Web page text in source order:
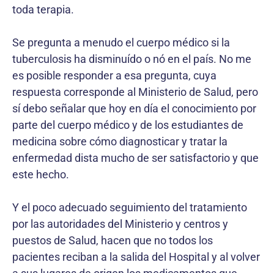
toda terapia.
Se pregunta a menudo el cuerpo médico si la
tuberculosis ha disminuído o nó en el país. No me
es posible responder a esa pregunta, cuya
respuesta corresponde al Ministerio de Salud, pero
sí debo señalar que hoy en día el conocimiento por
parte del cuerpo médico y de los estudiantes de
medicina sobre cómo diagnosticar y tratar la
enfermedad dista mucho de ser satisfactorio y que
este hecho.
Y el poco adecuado seguimiento del tratamiento
por las autoridades del Ministerio y centros y
puestos de Salud, hacen que no todos los
pacientes reciban a la salida del Hospital y al volver